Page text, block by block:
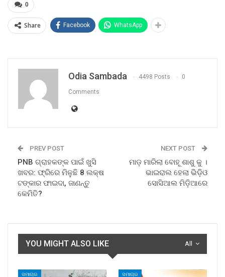
0
Share Facebook WhatsApp
Odia Sambada 4498 Posts 0
Comments
PREV POST
PNB ଗ୍ରାହକଙ୍କ ପାଇଁ ଖୁସି
ଖବର: ଫ୍ରିରେ ମିଳୁଛି 8 ଲକ୍ଷ
ଟଙ୍କାର ଫାଇଦା, ଜାଣନ୍ତୁ
କେମିତି?
NEXT POST
ମାଡ଼ ମାରିଲା ବୋହୂ ଶାଶୁ କୁ ।
ଭାଇରାଲ ହେଲା ଭିଡ଼ିଓ
ସୋସିଆଲ ମିଡ଼ିଆରେ
All
YOU MIGHT ALSO LIKE
ସମାଚାର ସମାଚାର